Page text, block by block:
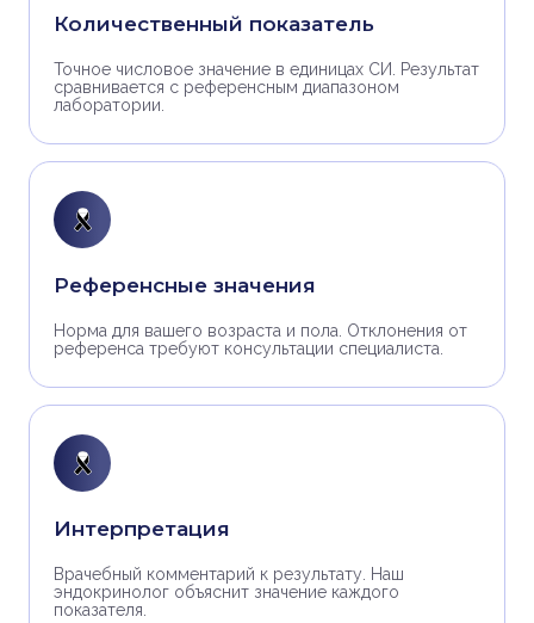
Количественный показатель
Точное числовое значение в единицах СИ. Результат
сравнивается с референсным диапазоном
лаборатории.
Референсные значения
Норма для вашего возраста и пола. Отклонения от
референса требуют консультации специалиста.
Интерпретация
Врачебный комментарий к результату. Наш
эндокринолог объяснит значение каждого
показателя.